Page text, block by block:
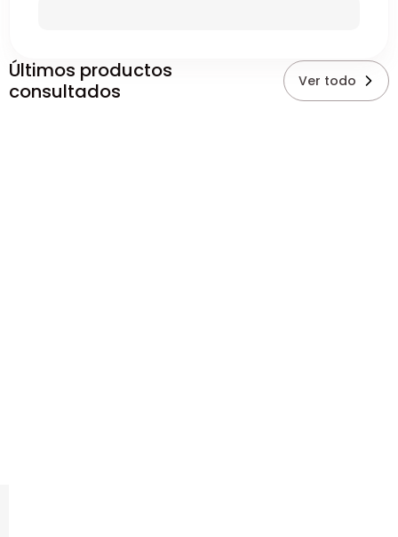
Últimos productos
consultados
Ver todo